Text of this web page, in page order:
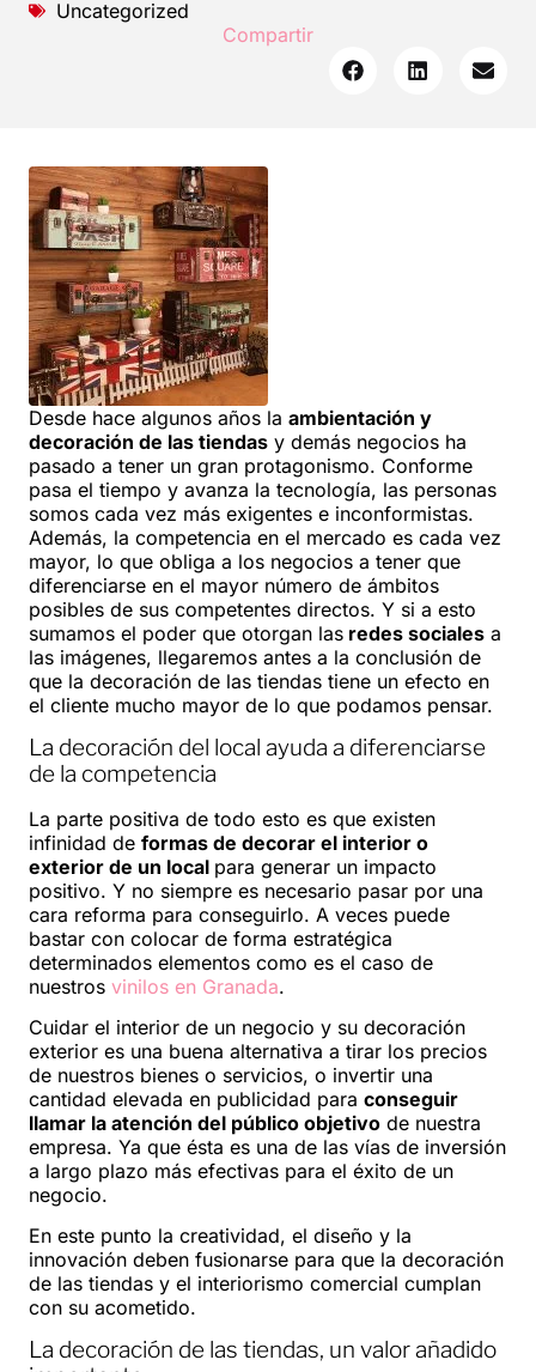
Uncategorized
Compartir
Desde hace algunos años la ambientación y
decoración de las tiendas y demás negocios ha
pasado a tener un gran protagonismo. Conforme
pasa el tiempo y avanza la tecnología, las personas
somos cada vez más exigentes e inconformistas.
Además, la competencia en el mercado es cada vez
mayor, lo que obliga a los negocios a tener que
diferenciarse en el mayor número de ámbitos
posibles de sus competentes directos. Y si a esto
sumamos el poder que otorgan las redes sociales a
las imágenes, llegaremos antes a la conclusión de
que la decoración de las tiendas tiene un efecto en
el cliente mucho mayor de lo que podamos pensar.
La decoración del local ayuda a diferenciarse
de la competencia
La parte positiva de todo esto es que existen
infinidad de formas de decorar el interior o
exterior de un local para generar un impacto
positivo. Y no siempre es necesario pasar por una
cara reforma para conseguirlo. A veces puede
bastar con colocar de forma estratégica
determinados elementos como es el caso de
nuestros vinilos en Granada.
Cuidar el interior de un negocio y su decoración
exterior es una buena alternativa a tirar los precios
de nuestros bienes o servicios, o invertir una
cantidad elevada en publicidad para conseguir
llamar la atención del público objetivo de nuestra
empresa. Ya que ésta es una de las vías de inversión
a largo plazo más efectivas para el éxito de un
negocio.
En este punto la creatividad, el diseño y la
innovación deben fusionarse para que la decoración
de las tiendas y el interiorismo comercial cumplan
con su acometido.
La decoración de las tiendas, un valor añadido